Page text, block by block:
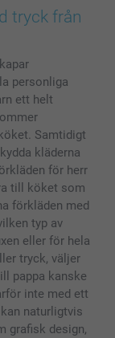
tryck från
personliga
ett helt
Samtidigt
kläderna
för herr
till köket som
förkläden med
typ av
eller för hela
tryck, väljer
pappa kanske
inte med ett
naturligtvis
grafisk design,